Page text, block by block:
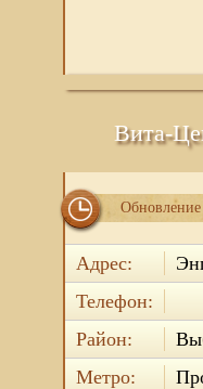
Вита-
Обновление
Адрес:
Телефон:
Район:
Метро: